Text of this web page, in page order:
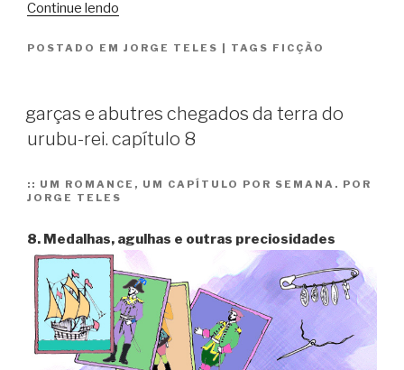
Continue lendo
abutres
terra
do
rei.
capítulo
POSTADO EM JORGE TELES | TAGS FICÇÃO
garças e abutres chegados da terra do
urubu-rei. capítulo 8
:: UM ROMANCE, UM CAPÍTULO POR SEMANA. POR
JORGE TELES
8. Medalhas, agulhas e outras preciosidades